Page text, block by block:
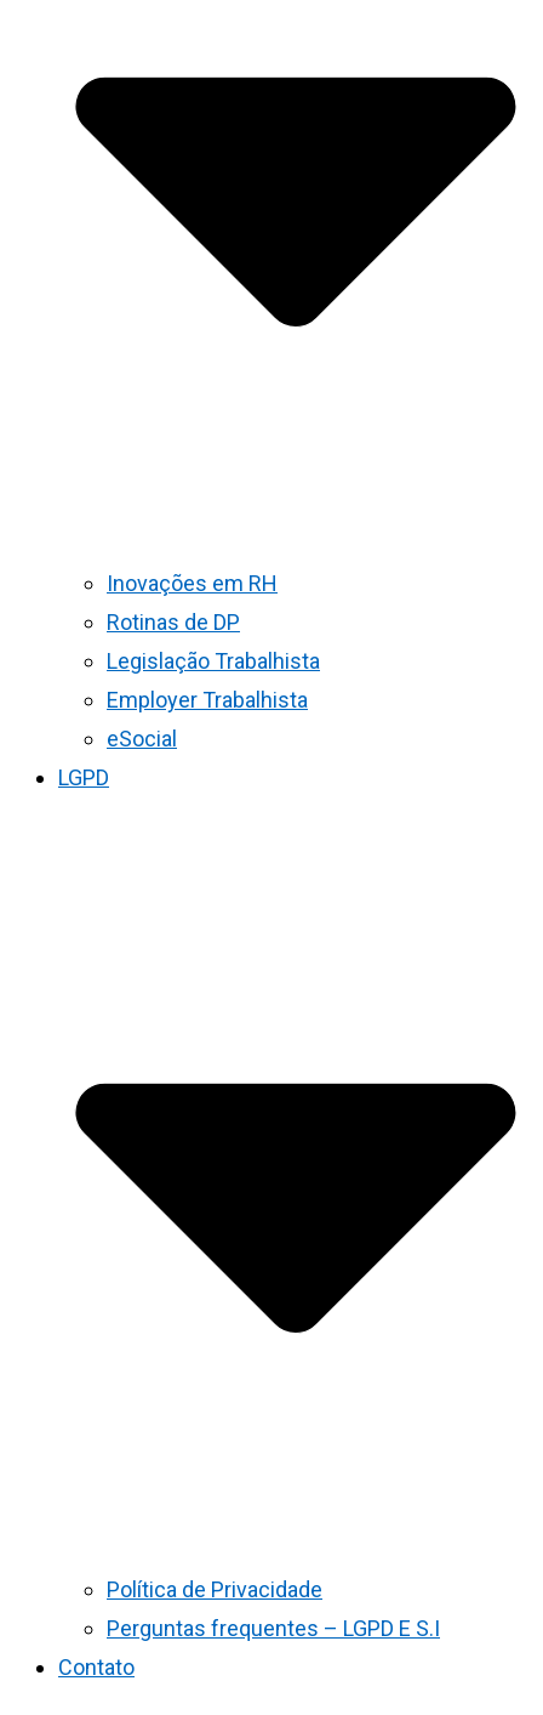
Inovações em RH
Rotinas de DP
Legislação Trabalhista
Employer Trabalhista
eSocial
LGPD
Política de Privacidade
Perguntas frequentes – LGPD E S.I
Contato